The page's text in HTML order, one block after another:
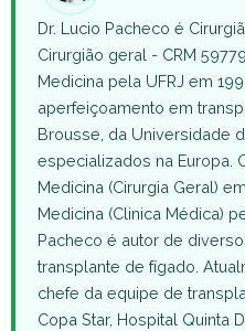
Dr. Lucio Pacheco é
Cirurgião geral - CRM
Medicina pela UFRJ em
aperfeiçoamento em
Brousse, da Universidade
especializados na Europa.
Medicina (Cirurgia Geral)
Medicina (Clinica Médica)
Pacheco é autor de
transplante de fígado.
chefe da equipe de
Copa Star, Hospital Quinta